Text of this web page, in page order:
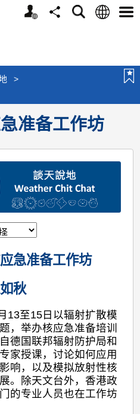
个
分
搜
语
选
>
准备工作坊
急准备工作坊
秋
13至15日以辐射扩散模
，举办核应急准备培训
德国联邦辐射防护局和
家授课，讨论如何应用
响，以及模拟放射性核
。除天文台外，香港政
的专业人员也在工作坊